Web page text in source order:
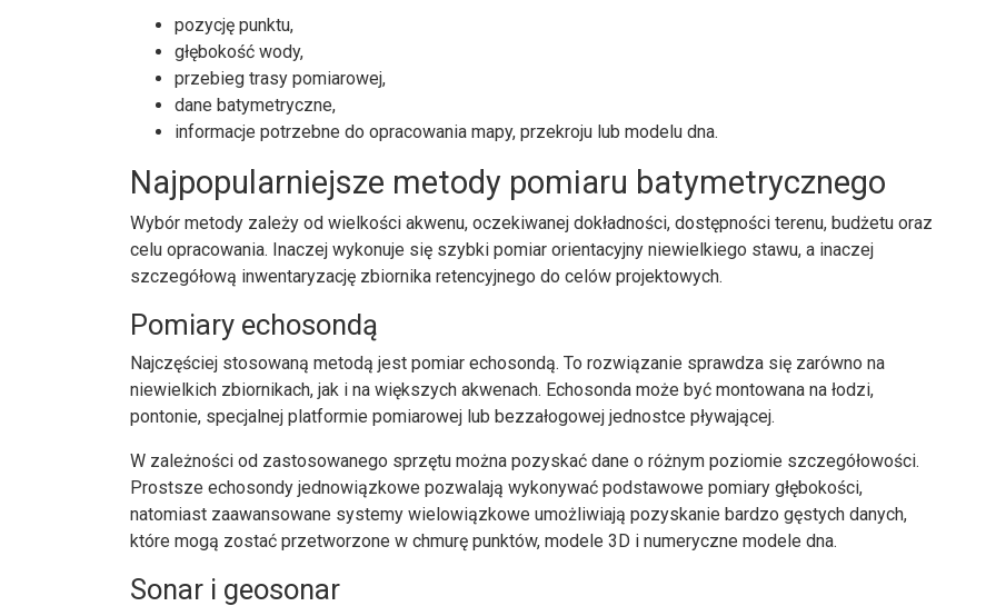
pozycję punktu,
głębokość wody,
przebieg trasy pomiarowej,
dane batymetryczne,
informacje potrzebne do opracowania mapy, przekroju lub modelu dna.
Najpopularniejsze metody pomiaru batymetrycznego
Wybór metody zależy od wielkości akwenu, oczekiwanej dokładności, dostępności terenu, budżetu oraz
celu opracowania. Inaczej wykonuje się szybki pomiar orientacyjny niewielkiego stawu, a inaczej
szczegółową inwentaryzację zbiornika retencyjnego do celów projektowych.
Pomiary echosondą
Najczęściej stosowaną metodą jest pomiar echosondą. To rozwiązanie sprawdza się zarówno na
niewielkich zbiornikach, jak i na większych akwenach. Echosonda może być montowana na łodzi,
pontonie, specjalnej platformie pomiarowej lub bezzałogowej jednostce pływającej.
W zależności od zastosowanego sprzętu można pozyskać dane o różnym poziomie szczegółowości.
Prostsze echosondy jednowiązkowe pozwalają wykonywać podstawowe pomiary głębokości,
natomiast zaawansowane systemy wielowiązkowe umożliwiają pozyskanie bardzo gęstych danych,
które mogą zostać przetworzone w chmurę punktów, modele 3D i numeryczne modele dna.
Sonar i geosonar